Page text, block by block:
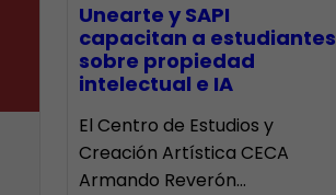
Unearte y SAPI
capacitan a estudiantes
sobre propiedad
intelectual e IA
El Centro de Estudios y
Creación Artística CECA
Armando Reverón…